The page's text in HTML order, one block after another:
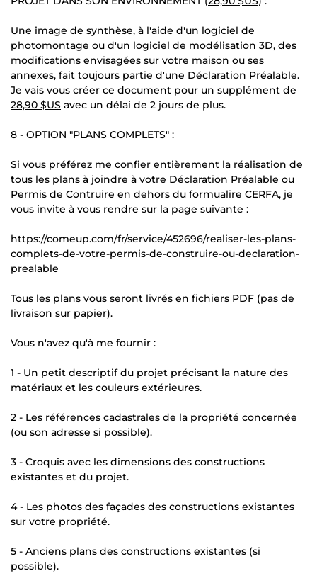
Une image de synthèse, à l'aide d'un logiciel de
photomontage ou d'un logiciel de modélisation 3D, des
modifications envisagées sur votre maison ou ses
annexes, fait toujours partie d'une Déclaration Préalable.
Je vais vous créer ce document pour un supplément de
28,90 $US avec un délai de 2 jours de plus.
8 - OPTION "PLANS COMPLETS" :
Si vous préférez me confier entièrement la réalisation de
tous les plans à joindre à votre Déclaration Préalable ou
Permis de Contruire en dehors du formualire CERFA, je
vous invite à vous rendre sur la page suivante :
https://comeup.com/fr/service/452696/realiser-les-plans-
complets-de-votre-permis-de-construire-ou-declaration-
prealable
Tous les plans vous seront livrés en fichiers PDF (pas de
livraison sur papier).
Vous n'avez qu'à me fournir :
1 - Un petit descriptif du projet précisant la nature des
matériaux et les couleurs extérieures.
2 - Les références cadastrales de la propriété concernée
(ou son adresse si possible).
3 - Croquis avec les dimensions des constructions
existantes et du projet.
4 - Les photos des façades des constructions existantes
sur votre propriété.
5 - Anciens plans des constructions existantes (si
possible).